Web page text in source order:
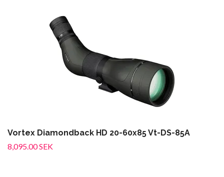
Vortex Diamondback HD 20-60x85 Vt-DS-85A
8,095.00 SEK